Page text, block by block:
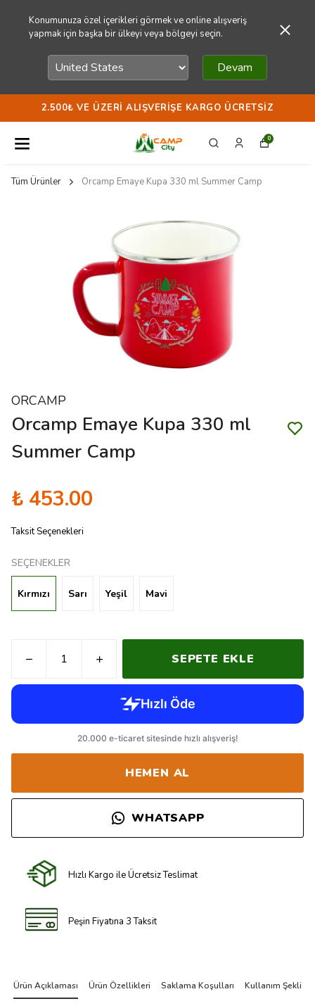
Konumunuza özel içerikleri görmek ve online alışveriş
yapmak için başka bir ülkeyi veya bölgeyi seçin.
Devam
2.500₺ VE ÜZERI ALIŞVERIŞE KARGO ÜCRETSIZ
0
Tüm Ürünler Orcamp Emaye Kupa 330 ml Summer Camp
ORCAMP
Orcamp Emaye Kupa 330 ml
Summer Camp
₺ 453.00
Taksit Seçenekleri
SEÇENEKLER
Kırmızı Sarı Yeşil Mavi
SEPETE EKLE
HEMEN AL
WHATSAPP
Hızlı Kargo ile Ücretsiz Teslimat
Peşin Fiyatına 3 Taksit
Ürün Açıklaması Ürün Özellikleri Saklama Koşulları Kullanım Şekli